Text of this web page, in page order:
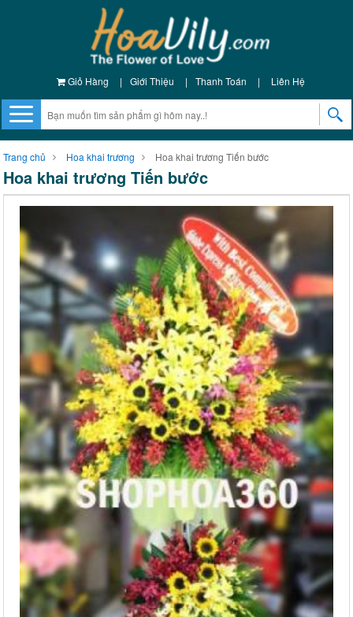
Giỏ Hàng | Giới Thiệu | Thanh Toán | Liên Hệ
Trang chủ Hoa khai trương Hoa khai trương Tiến bước
Hoa khai trương Tiến bước